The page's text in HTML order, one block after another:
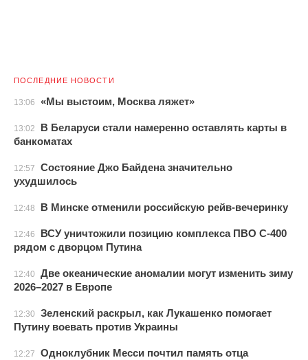
ПОСЛЕДНИЕ НОВОСТИ
13:06 «Мы выстоим, Москва ляжет»
13:02
В Беларуси стали намеренно оставлять карты в
банкоматах
12:57
Состояние Джо Байдена значительно
ухудшилось
12:48 В Минске отменили российскую рейв-вечеринку
12:46
ВСУ уничтожили позицию комплекса ПВО С-400
рядом с дворцом Путина
12:40
Две океанические аномалии могут изменить зиму
2026–2027 в Европе
12:30
Зеленский раскрыл, как Лукашенко помогает
Путину воевать против Украины
12:27
Одноклубник Месси почтил память отца